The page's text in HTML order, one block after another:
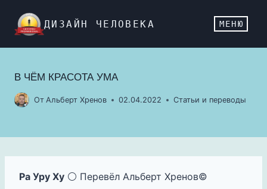
содержимомуДИЗАЙН ЧЕЛОВЕКА МЕНЮ
В ЧЁМ КРАСОТА УМА
От Альберт Хренов 02.04.2022 Статьи и переводы
Ра Уру Ху ⚪️ Перевёл Альберт Хренов©️